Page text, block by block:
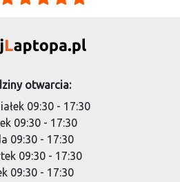
otwarcia:
09:30 - 17:30
09:30 - 17:30
09:30 - 17:30
09:30 - 17:30
09:30 - 17:30